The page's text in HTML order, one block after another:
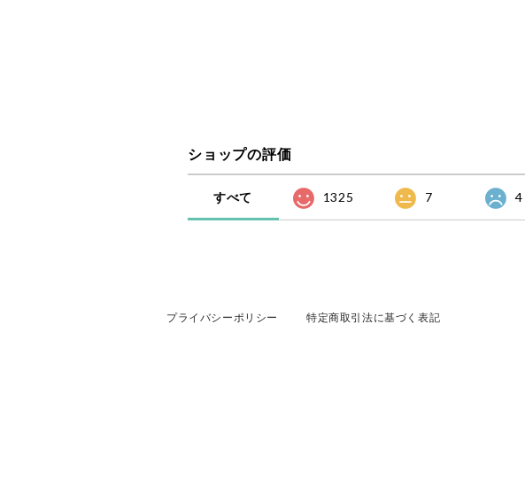
ショップの評価
すべて 1325 7 4
プライバシーポリシー 特定商取引法に基づく表記